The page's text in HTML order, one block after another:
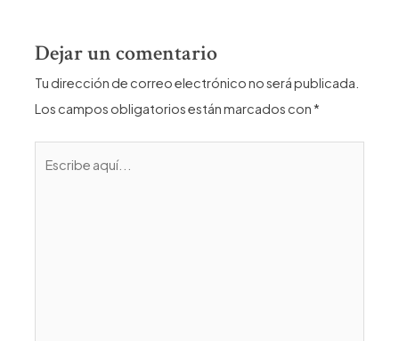
Dejar un comentario
Tu dirección de correo electrónico no será publicada.
Los campos obligatorios están marcados con*